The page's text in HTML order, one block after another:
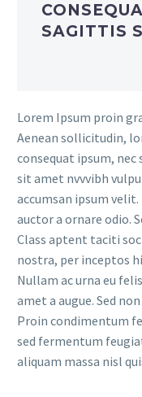
SAGITTIS
Lorem Ipsum proin
Aenean sollicitudin,
consequat ipsum, nec
sit amet nvvvibh
accumsan ipsum
auctor a ornare odio.
Class aptent taciti
nostra, per inceptos
Nullam ac urna eu
amet a augue. Sed
Proin condimentum
sed fermentum
aliquam massa nisl